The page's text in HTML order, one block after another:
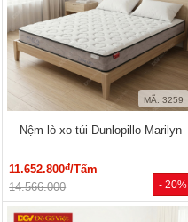
- 20%
MÃ: 3259
Nệm lò xo túi Dunlopillo Marilyn
11.652.800đ/Tấm
14.566.000